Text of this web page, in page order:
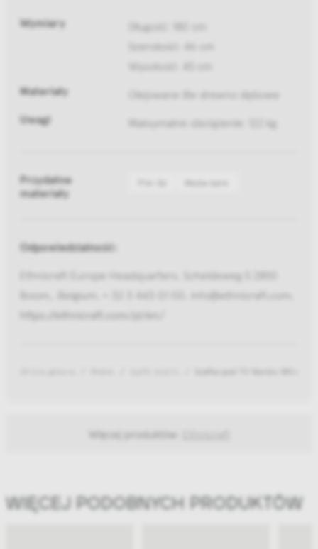
Wymiary
Długość: 180 cm
Szerokość: 46 cm
Wysokość: 45 cm
Materiały Olejowane lite drewno dębowe
Uwagi Maksymalne obciążenie: 122 kg
Przydatne
materiały
Media bank
Odpowiedzialność:
Ethnicraft Europe Headquarters, Scheldeweg 5 2850
Boom,, Belgium, + 32 3 443 01 00, info@ethnicraft.com,
https://ethnicraft.com/pl/en/
Więcej produktów:
WIĘCEJ PODOBNYCH PRODUKTÓW